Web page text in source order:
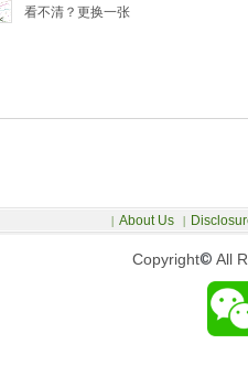
看不清？更换一张
Copyright© All
| About Us |